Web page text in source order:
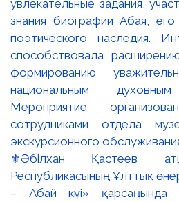
⚜️Әбілхан Қастеев
Республикасының Ұлттық
– Абай күні» қарсаңында